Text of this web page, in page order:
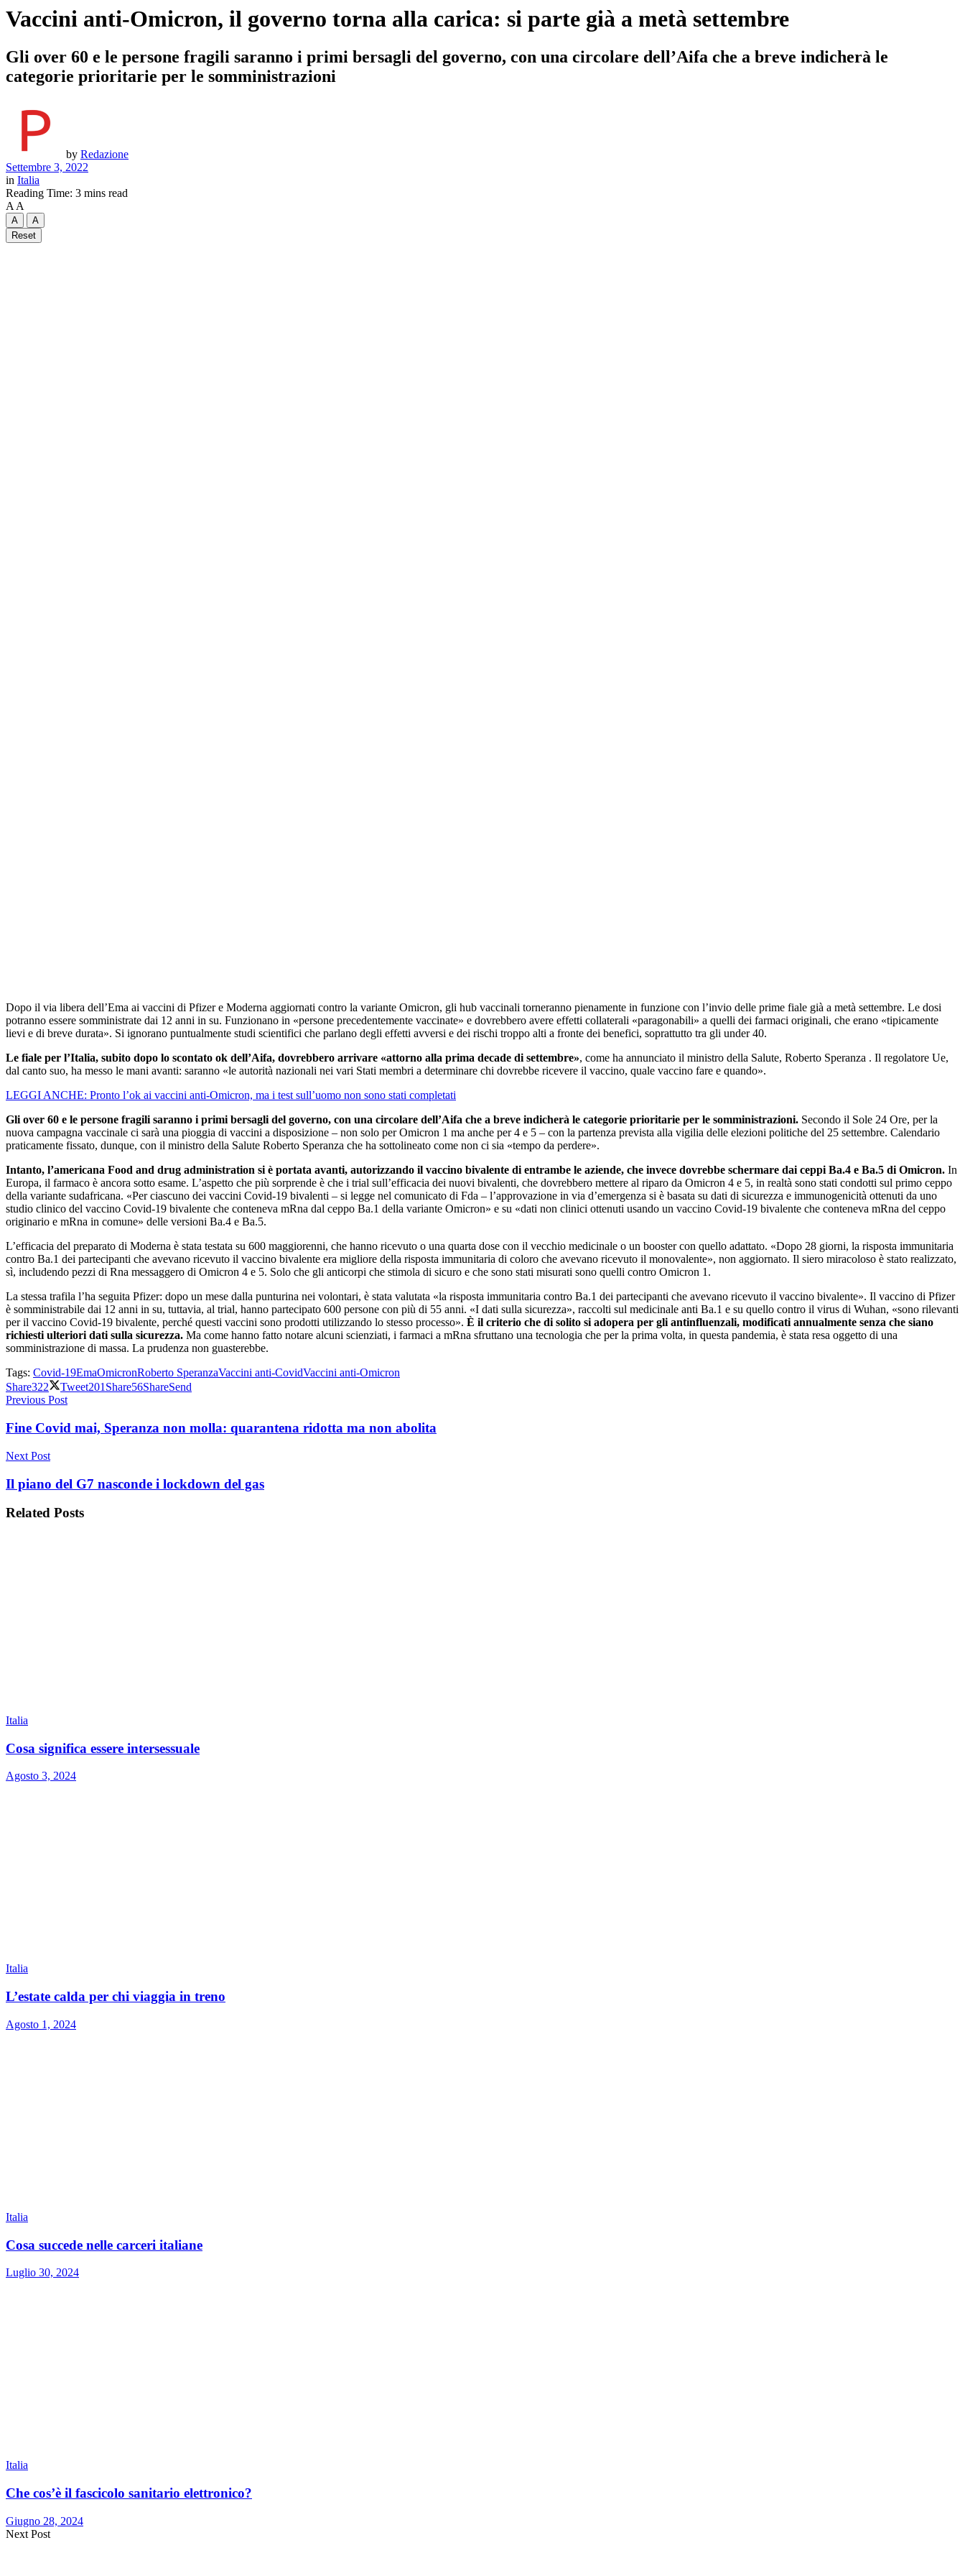
Vaccini anti-Omicron, il governo torna alla carica: si parte già a metà settembre
Gli over 60 e le persone fragili saranno i primi bersagli del governo, con una circolare dell’Aifa che a breve indicherà le
categorie prioritarie per le somministrazioni
by Redazione
Settembre 3, 2022
in Italia
Reading Time: 3 mins read
A A
A
A
Reset
Dopo il via libera dell’Ema ai vaccini di Pfizer e Moderna aggiornati contro la variante Omicron, gli hub vaccinali torneranno pienamente in funzione con l’invio delle prime fiale già a metà settembre. Le dosi
potranno essere somministrate dai 12 anni in su. Funzionano in «persone precedentemente vaccinate» e dovrebbero avere effetti collaterali «paragonabili» a quelli dei farmaci originali, che erano «tipicamente
lievi e di breve durata». Si ignorano puntualmente studi scientifici che parlano degli effetti avversi e dei rischi troppo alti a fronte dei benefici, soprattutto tra gli under 40.
Le fiale per l’Italia, subito dopo lo scontato ok dell’Aifa, dovrebbero arrivare «attorno alla prima decade di settembre», come ha annunciato il ministro della Salute, Roberto Speranza . Il regolatore Ue,
dal canto suo, ha messo le mani avanti: saranno «le autorità nazionali nei vari Stati membri a determinare chi dovrebbe ricevere il vaccino, quale vaccino fare e quando».
LEGGI ANCHE: Pronto l’ok ai vaccini anti-Omicron, ma i test sull’uomo non sono stati completati
Gli over 60 e le persone fragili saranno i primi bersagli del governo, con una circolare dell’Aifa che a breve indicherà le categorie prioritarie per le somministrazioni. Secondo il Sole 24 Ore, per la
nuova campagna vaccinale ci sarà una pioggia di vaccini a disposizione – non solo per Omicron 1 ma anche per 4 e 5 – con la partenza prevista alla vigilia delle elezioni politiche del 25 settembre. Calendario
praticamente fissato, dunque, con il ministro della Salute Roberto Speranza che ha sottolineato come non ci sia «tempo da perdere».
Intanto, l’americana Food and drug administration si è portata avanti, autorizzando il vaccino bivalente di entrambe le aziende, che invece dovrebbe schermare dai ceppi Ba.4 e Ba.5 di Omicron. In
Europa, il farmaco è ancora sotto esame. L’aspetto che più sorprende è che i trial sull’efficacia dei nuovi bivalenti, che dovrebbero mettere al riparo da Omicron 4 e 5, in realtà sono stati condotti sul primo ceppo
della variante sudafricana. «Per ciascuno dei vaccini Covid-19 bivalenti – si legge nel comunicato di Fda – l’approvazione in via d’emergenza si è basata su dati di sicurezza e immunogenicità ottenuti da uno
studio clinico del vaccino Covid-19 bivalente che conteneva mRna dal ceppo Ba.1 della variante Omicron» e su «dati non clinici ottenuti usando un vaccino Covid-19 bivalente che conteneva mRna del ceppo
originario e mRna in comune» delle versioni Ba.4 e Ba.5.
L’efficacia del preparato di Moderna è stata testata su 600 maggiorenni, che hanno ricevuto o una quarta dose con il vecchio medicinale o un booster con quello adattato. «Dopo 28 giorni, la risposta immunitaria
contro Ba.1 dei partecipanti che avevano ricevuto il vaccino bivalente era migliore della risposta immunitaria di coloro che avevano ricevuto il monovalente», non aggiornato. Il siero miracoloso è stato realizzato,
sì, includendo pezzi di Rna messaggero di Omicron 4 e 5. Solo che gli anticorpi che stimola di sicuro e che sono stati misurati sono quelli contro Omicron 1.
La stessa trafila l’ha seguita Pfizer: dopo un mese dalla punturina nei volontari, è stata valutata «la risposta immunitaria contro Ba.1 dei partecipanti che avevano ricevuto il vaccino bivalente». Il vaccino di Pfizer
è somministrabile dai 12 anni in su, tuttavia, al trial, hanno partecipato 600 persone con più di 55 anni. «I dati sulla sicurezza», raccolti sul medicinale anti Ba.1 e su quello contro il virus di Wuhan, «sono rilevanti
per il vaccino Covid-19 bivalente, perché questi vaccini sono prodotti utilizzando lo stesso processo». È il criterio che di solito si adopera per gli antinfluenzali, modificati annualmente senza che siano
richiesti ulteriori dati sulla sicurezza. Ma come hanno fatto notare alcuni scienziati, i farmaci a mRna sfruttano una tecnologia che per la prima volta, in questa pandemia, è stata resa oggetto di una
somministrazione di massa. La prudenza non guasterebbe.
Tags: Covid-19EmaOmicronRoberto SperanzaVaccini anti-CovidVaccini anti-Omicron
Share322 Tweet201 Share56ShareSend
Previous Post
Fine Covid mai, Speranza non molla: quarantena ridotta ma non abolita
Next Post
Il piano del G7 nasconde i lockdown del gas
Related Posts
Italia
Cosa significa essere intersessuale
Agosto 3, 2024
Italia
L’estate calda per chi viaggia in treno
Agosto 1, 2024
Italia
Cosa succede nelle carceri italiane
Luglio 30, 2024
Italia
Che cos’è il fascicolo sanitario elettronico?
Giugno 28, 2024
Next Post